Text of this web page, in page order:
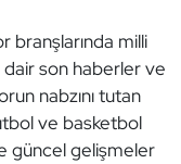
branşlarında milli
dair son haberler ve
nabzını tutan
ve basketbol
güncel gelişmeler